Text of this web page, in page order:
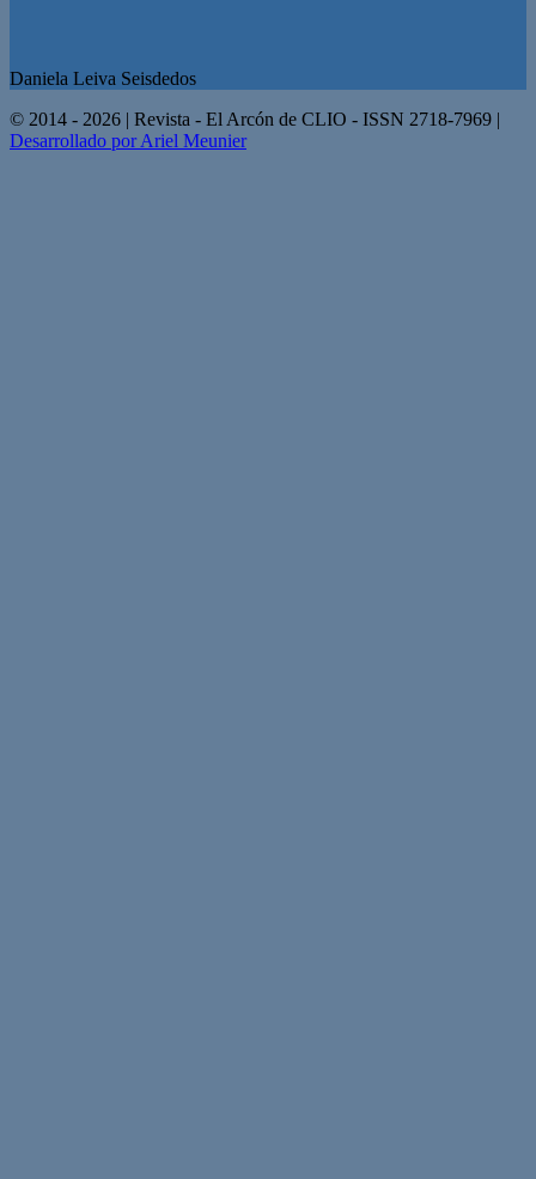
Daniela Leiva Seisdedos
© 2014 - 2026 | Revista - El Arcón de CLIO - ISSN 2718-7969 |
Desarrollado por Ariel Meunier